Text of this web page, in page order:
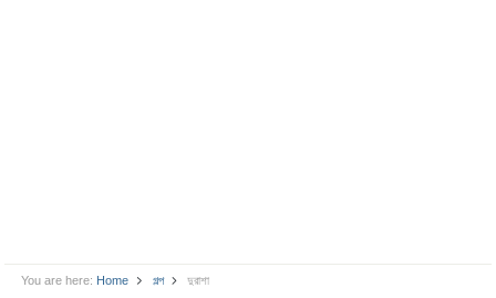
You are here: Home গল্প দুরাশা